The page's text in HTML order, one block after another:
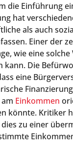
die Einführung
hat
als auch
Einer der
wie eine
kann. Die
eine
Einkommen
könnte. Kritiker
zu einer